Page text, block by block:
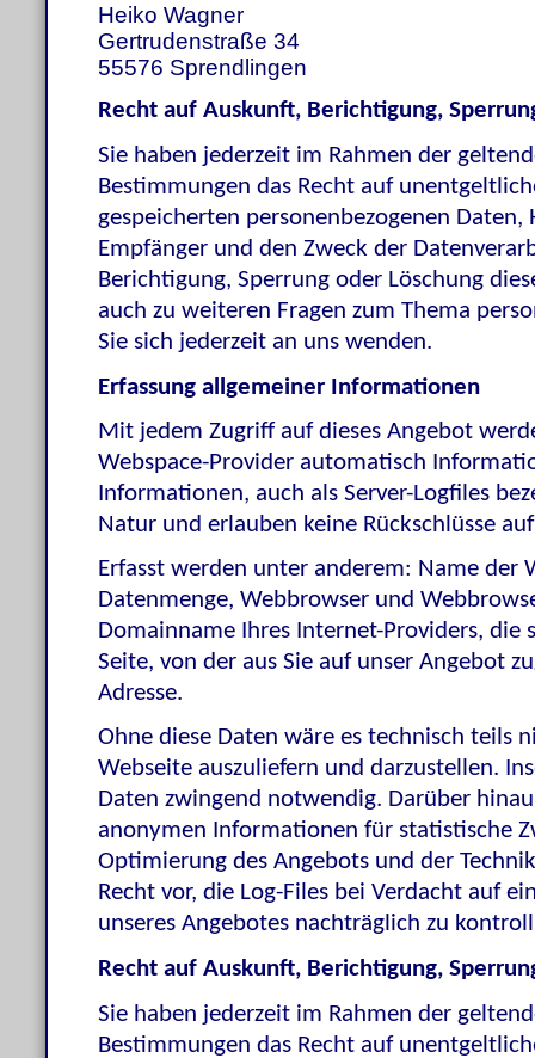
Heiko Wagner
Gertrudenstraße 34
55576 Sprendlingen
Recht auf Auskunft, Berichtigung,
Sie haben jederzeit im Rahmen der
Bestimmungen das Recht auf
gespeicherten personenbezogenen
Empfänger und den Zweck der
Berichtigung, Sperrung oder Löschung
auch zu weiteren Fragen zum Thema
Sie sich jederzeit an uns wenden.
Erfassung allgemeiner Informationen
Mit jedem Zugriff auf dieses Angebot
Webspace-Provider automatisch
Informationen, auch als Server-Logfiles
Natur und erlauben keine Rückschlüsse
Erfasst werden unter anderem: Name der
Datenmenge, Webbrowser und
Domainname Ihres Internet-Providers, die
Seite, von der aus Sie auf unser Angebot
Adresse.
Ohne diese Daten wäre es technisch teils
Webseite auszuliefern und darzustellen.
Daten zwingend notwendig. Darüber
anonymen Informationen für statistische
Optimierung des Angebots und der
Recht vor, die Log-Files bei Verdacht auf
unseres Angebotes nachträglich zu
Recht auf Auskunft, Berichtigung,
Sie haben jederzeit im Rahmen der
Bestimmungen das Recht auf